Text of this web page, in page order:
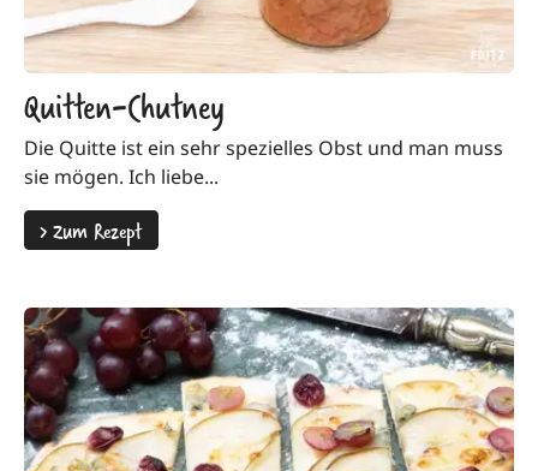
Quitten-Chutney
Die Quitte ist ein sehr spezielles Obst und man muss
sie mögen. Ich liebe...
>Zum Rezept